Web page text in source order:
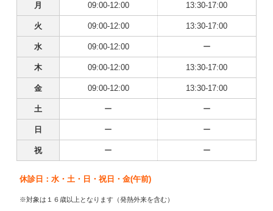
月 09:00-12:00 13:30-17:00
火 09:00-12:00 13:30-17:00
水 09:00-12:00 ー
木 09:00-12:00 13:30-17:00
金 09:00-12:00 13:30-17:00
土 ー ー
日 ー ー
祝 ー ー
休診日：水・土・日・祝日・金(午前)
※対象は１６歳以上となります（発熱外来を含む）